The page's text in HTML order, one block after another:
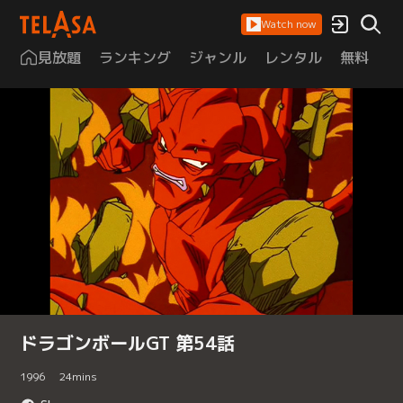
Watch now
見放題 ランキング ジャンル レンタル 無料
ドラゴンボールGT 第54話
1996 24mins